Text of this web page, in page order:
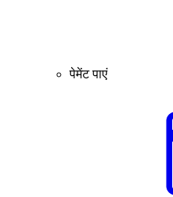
पेमेंट पाएं